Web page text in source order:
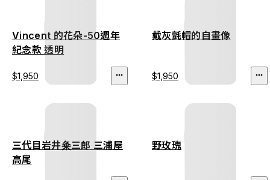
Vincent 的花朵-50週年
紀念款 透明
$1,950
戴灰氈帽的自畫像
$1,950
三代目岩井粂三郎 三浦屋
高尾
野玫瑰